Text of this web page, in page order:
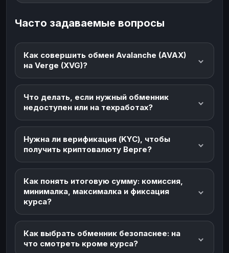
Часто задаваемые вопросы
Как совершить обмен Avalanche (AVAX)
на Verge (XVG)?
Что делать, если нужный обменник
недоступен или на техработах?
Нужна ли верификация (KYC), чтобы
получить криптовалюту Верге?
Как понять итоговую сумму: комиссия,
минималка, максималка и фиксация
курса?
Как выбрать обменник безопаснее: на
что смотреть кроме курса?